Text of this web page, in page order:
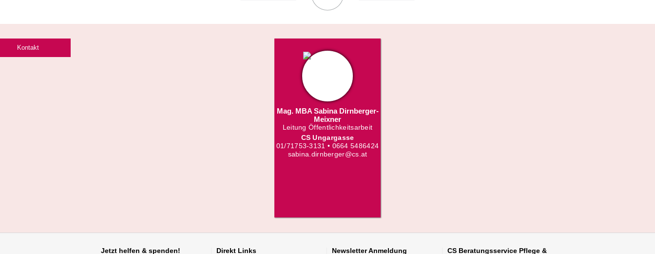
Kontakt
Mag. MBA Sabina Dirnberger-
Meixner
Leitung Öffentlichkeitsarbeit
CS Ungargasse
01/71753-3131 • 0664 5486424
sabina.dirnberger@cs.at
Jetzt helfen & spenden!
Direkt Links NewsletterAnmeldung CS Beratungsservice Pflege &